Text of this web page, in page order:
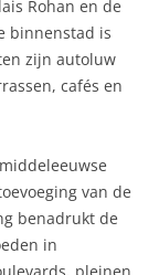
Rohan en de
binnenstad is
zijn autoluw
cafés en
van de
benadrukt de
in